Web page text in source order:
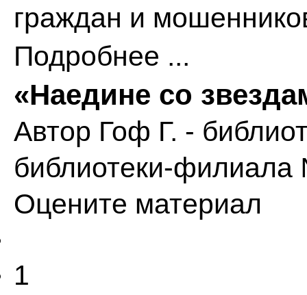
граждан и
Подробнее ...
«Наедине со
Автор Гоф Г. -
библиотеки-
Оцените материал
1